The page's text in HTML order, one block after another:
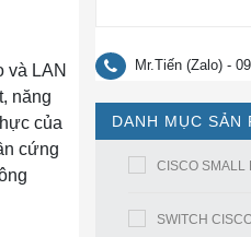
và LAN
năng
của
cứng
Mr.Tiến (Zalo) -
DANH MỤC SẢN
CISCO SMALL
SWITCH